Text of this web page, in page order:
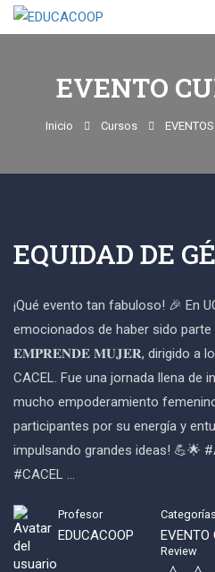
EVENTO
Inicio Cursos EVENTOS
EQUIDAD DE
¡Qué evento tan fabuloso! 🎉 En
emocionados de haber sido
𝐄𝐌𝐏𝐑𝐄𝐍𝐃𝐄 𝐌𝐔𝐉𝐄𝐑, dirigido a
CACEL. Fue una jornada llena de
mucho empoderamiento
participantes por su energía y
impulsando grandes ideas! 💪🌟
#CACEL …
Profesor
EDUCACOOP
Categorías
EVENTO
Review